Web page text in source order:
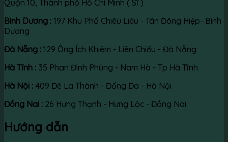
Quận 10, Thành phố Hồ Chí Minh ( Sĩ )
Bình Dương : 197 Khu Phố Chiêu Liêu - Tân Đông Hiệp- Bình
Dương
Đà Nẵng : 129 Ông Ích Khiêm - Liên Chiểu - Đà Nẵng
Hà Tĩnh : 35 Phan Đình Phùng - Nam Hà - Tp Hà Tĩnh
Hà Nội : 409 Đê La Thành - Đống Đa - Hà Nội
Đồng Nai : 26 Hưng Thạnh - Hưng Lộc - Đồng Nai
Hướng dẫn